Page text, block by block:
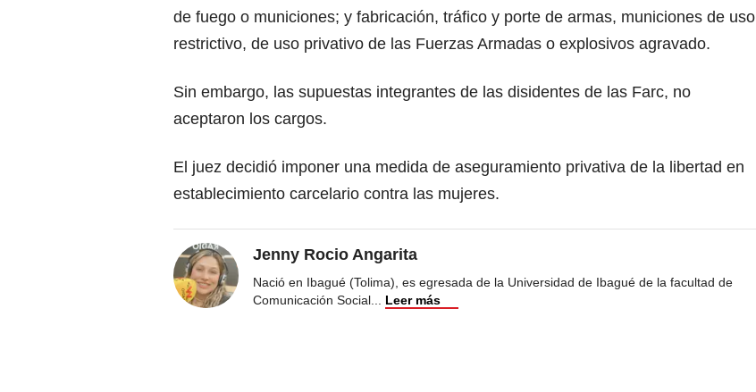
de fuego o municiones; y fabricación, tráfico y porte de armas, municiones de uso
restrictivo, de uso privativo de las Fuerzas Armadas o explosivos agravado.
Sin embargo, las supuestas integrantes de las disidentes de las Farc, no
aceptaron los cargos.
El juez decidió imponer una medida de aseguramiento privativa de la libertad en
establecimiento carcelario contra las mujeres.
Jenny Rocio Angarita
Nació en Ibagué (Tolima), es egresada de la Universidad de Ibagué de la facultad de
Comunicación Social... Leer más